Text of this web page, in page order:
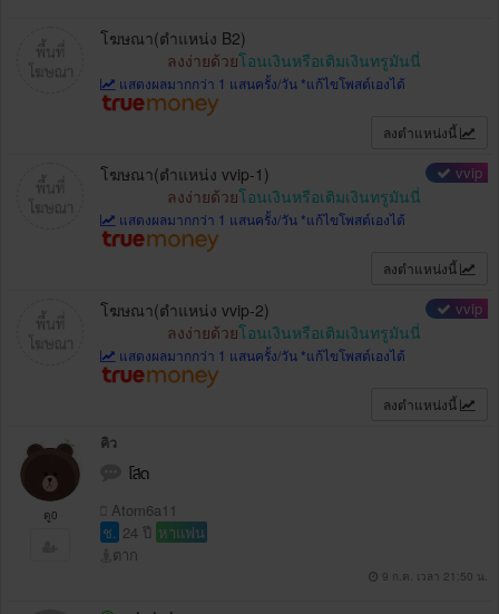
โฆษณา(ตำแหน่ง B2)
ลงง่ายด้วยโอนเงินหรือเติมเงินทรูมันนี่
แสดงผลมากกว่า 1 แสนครั้ง/วัน *แก้ไขโพสต์เองได้
ลงตำแหน่งนี้
โฆษณา(ตำแหน่ง vvip-1) vvip
ลงง่ายด้วยโอนเงินหรือเติมเงินทรูมันนี่
แสดงผลมากกว่า 1 แสนครั้ง/วัน *แก้ไขโพสต์เองได้
ลงตำแหน่งนี้
โฆษณา(ตำแหน่ง vvip-2) vvip
ลงง่ายด้วยโอนเงินหรือเติมเงินทรูมันนี่
แสดงผลมากกว่า 1 แสนครั้ง/วัน *แก้ไขโพสต์เองได้
ลงตำแหน่งนี้
ดู0
คิว
โสด
Atom6a11
ช. 24 ปี หาแฟน
ตาก
9 ก.ค. เวลา 21:50 น.